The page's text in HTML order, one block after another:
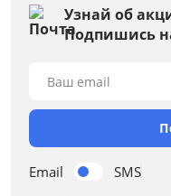
Узнай об
Подпишись
Email SMS
Ваш email